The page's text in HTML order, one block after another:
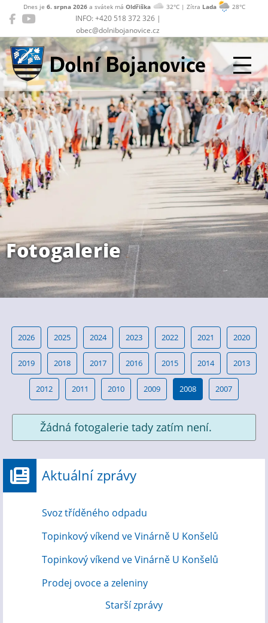
INFO: +420 518 372 326 |
obec@dolnibojanovice.cz
Dnes je 6. srpna 2026a svátek má Oldřiška 32°C | Zítra Lada 28°C
Dolní Bojanovice
Fotogalerie
2026 2025 2024 2023 2022 2021 2020
2019 2018 2017 2016 2015 2014 2013
2012 2011 2010 2009 2008 2007
Žádná fotogalerie tady zatím není.
Aktuální zprávy
Svoz tříděného odpadu
Topinkový víkend ve Vinárně U Konšelů
Topinkový víkend ve Vinárně U Konšelů
Prodej ovoce a zeleniny
Starší zprávy